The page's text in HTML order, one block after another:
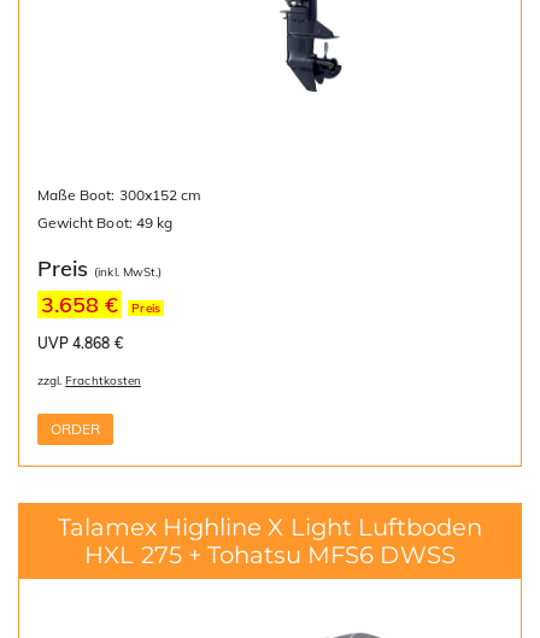
Maße Boot: 300x152 cm
Gewicht Boot: 49 kg
Preis (inkl. MwSt.)
3.658 € Preis
UVP 4.868 €
zzgl.Frachtkosten
ORDER
Talamex Highline X Light Luftboden
HXL 275 + Tohatsu MFS6 DWSS